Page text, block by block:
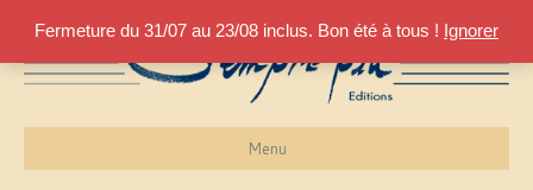
Fermeture du 31/07 au 23/08 inclus. Bon été à tous ! Ignorer
Menu